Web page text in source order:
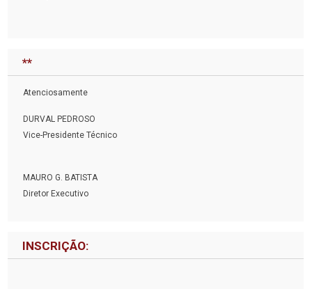
**
Atenciosamente
DURVAL PEDROSO
Vice-Presidente Técnico
MAURO G. BATISTA
Diretor Executivo
INSCRIÇÃO: